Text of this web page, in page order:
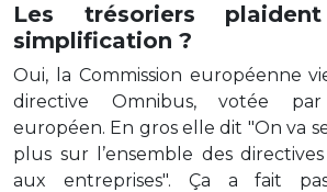
Les trésoriers
simplification ?
Oui, la Commission européenne
directive Omnibus, votée
européen. En gros elle dit "On va
plus sur l’ensemble des
aux entreprises". Ça a fait